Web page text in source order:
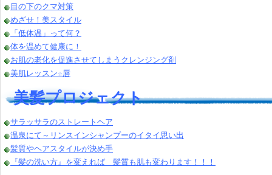
目の下のクマ対策
めざせ！美スタイル
「低体温」って何？
体を温めて健康に！
お肌の老化を促進させてしまうクレンジング剤
美肌レッスン☆唇
美髪プロジェクト
サラッサラのストレートヘア
温泉にて～リンスインシャンプーのイタイ思い出
髪質やヘアスタイルが決め手
『髪の洗い方』を変えれば 髪質も肌も変わります！！！